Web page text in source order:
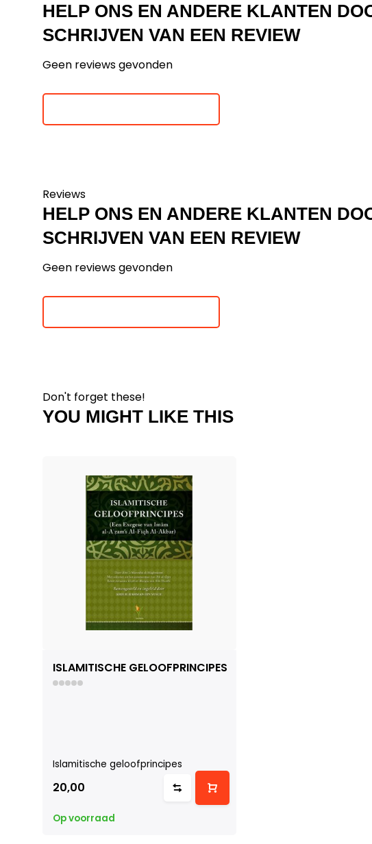
HELP ONS EN ANDERE KLANTEN
SCHRIJVEN VAN EEN REVIEW
Geen reviews gevonden
Reviews
HELP ONS EN ANDERE KLANTEN
SCHRIJVEN VAN EEN REVIEW
Geen reviews gevonden
Don't forget these!
YOU MIGHT LIKE THIS
ISLAMITISCHE GELOOFPRINCIPES
Islamitische geloofprincipes
20,00
Op voorraad